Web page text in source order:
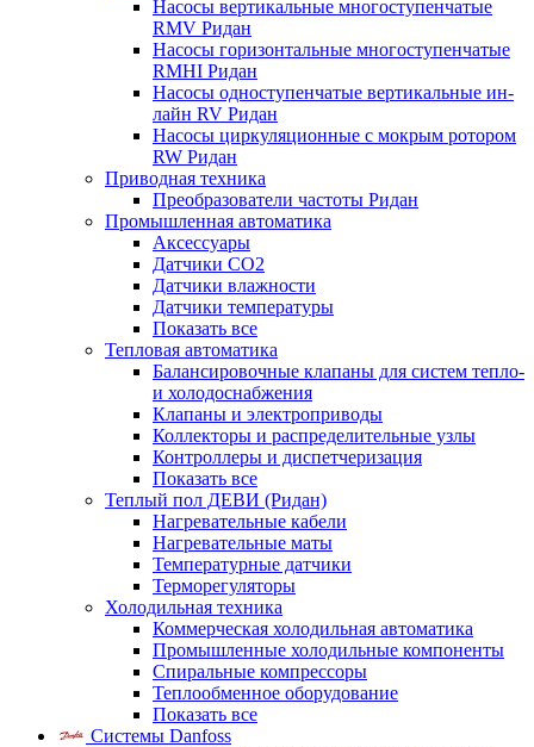
Насосы вертикальные многоступенчатые
RMV Ридан
Насосы горизонтальные многоступенчатые
RMHI Ридан
Насосы одноступенчатые вертикальные ин-
лайн RV Ридан
Насосы циркуляционные с мокрым ротором
RW Ридан
Приводная техника
Преобразователи частоты Ридан
Промышленная автоматика
Аксессуары
Датчики CO2
Датчики влажности
Датчики температуры
Показать все
Тепловая автоматика
Балансировочные клапаны для систем тепло-
и холодоснабжения
Клапаны и электроприводы
Коллекторы и распределительные узлы
Контроллеры и диспетчеризация
Показать все
Теплый пол ДЕВИ (Ридан)
Нагревательные кабели
Нагревательные маты
Температурные датчики
Терморегуляторы
Холодильная техника
Коммерческая холодильная автоматика
Промышленные холодильные компоненты
Спиральные компрессоры
Теплообменное оборудование
Показать все
Системы Danfoss